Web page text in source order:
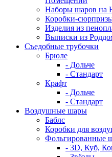
Наборы шаров на
Коробки-
Изделия из
Выписки из
Съедобные трубочки
Брюле
- Дольче
- Стандарт
Крафт
- Дольче
- Стандарт
Воздушные шары
Баблс
Коробки для
Фольгированные
- 3D, Куб,